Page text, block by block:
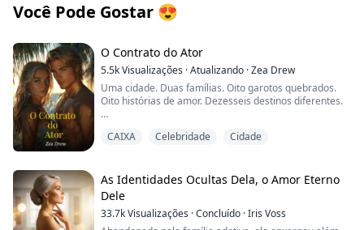
Você Pode Gostar 😍
O Contrato do Ator
5.5kVisualizações ·Atualizando ·Zea Drew
Uma cidade. Duas famílias. Oito garotos quebrados.
Oito histórias de amor. Dezesseis destinos diferentes.
aconteça – eles sempre estarão juntos.
começo possa ser falso... mas o destino é sempre real.
Eu sou Enrique Blackburn. Um garoto de São Francisco.
Do tipo rico e famoso – um ator, um modelo, um
CAIXA Celebridade Cidade
As Identidades Ocultas Dela, o Amor Eterno
Dele
33.7kVisualizações ·Concluído ·Iris Voss